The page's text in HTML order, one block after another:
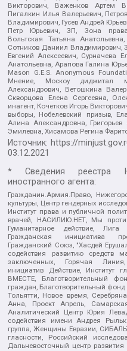
Викторович, Важенков Артем
Пигалкин Илья Валерьевич,
Владимирович, Гусев Андрей
Петр Юрьевич, ЗП, Зона
Вольтская Татьяна
Сотников Даниил Владимирович,
Евгений Алексеевич, Сурначева
Анатольевна, Арапова Галина
Mason G.E.S. Anonymous
Мнение, Москоу диджитал
Александрович, Ветошкина
Скворцова Елена Сергеевна,
инагент, Кочетков Игорь
выборы, Нобелевский призыв,
Алина Александровна,
Эмилевна, Хисамова Регина
Источник: https://
03.12.2021
* Сведения реестра
иностранного агента:
Гражданин.Армия.Право,
культуры, Центр гендерных
Институт права и публичной
врачей, НАСИЛИЮ.НЕТ, Мы
Гуманитарное действие, Лига
Гражданская инициатива
Гражданский Союз, "Хасдей
содействия развитию средств
заключенных, Горячая
инициатив Действие, Институт
ВМЕСТЕ, Благотворительный
граждан, Благотворительный
Тольятти, Новое время,
Анна, Проект Апрель,
Аналитический Центр Юрия
содействия имени Андрея
группа, Женщины Евразии,
гласности, Российский
Дальневосточный центр